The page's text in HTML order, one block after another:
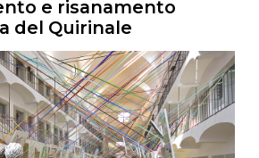
e risanamento
del Quirinale